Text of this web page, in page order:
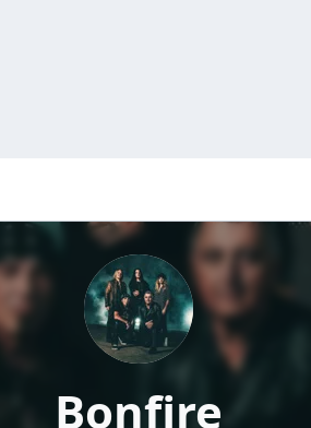
Bonfire